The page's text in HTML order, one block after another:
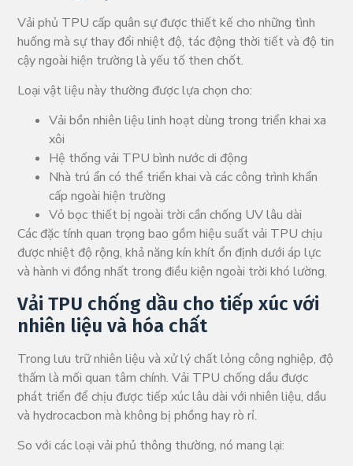
Vải phủ TPU cấp quân sự được thiết kế cho những tình
huống mà sự thay đổi nhiệt độ, tác động thời tiết và độ tin
cậy ngoài hiện trường là yếu tố then chốt.
Loại vật liệu này thường được lựa chọn cho:
Vải bồn nhiên liệu linh hoạt dùng trong triển khai xa
xôi
Hệ thống vải TPU bình nước di động
Nhà trú ẩn có thể triển khai và các công trình khẩn
cấp ngoài hiện trường
Vỏ bọc thiết bị ngoài trời cần chống UV lâu dài
Các đặc tính quan trọng bao gồm hiệu suất vải TPU chịu
được nhiệt độ rộng, khả năng kín khít ổn định dưới áp lực
và hành vi đồng nhất trong điều kiện ngoài trời khó lường.
Vải TPU chống dầu cho tiếp xúc với
nhiên liệu và hóa chất
Trong lưu trữ nhiên liệu và xử lý chất lỏng công nghiệp, độ
thấm là mối quan tâm chính. Vải TPU chống dầu được
phát triển để chịu được tiếp xúc lâu dài với nhiên liệu, dầu
và hydrocacbon mà không bị phồng hay rò rỉ.
So với các loại vải phủ thông thường, nó mang lại: